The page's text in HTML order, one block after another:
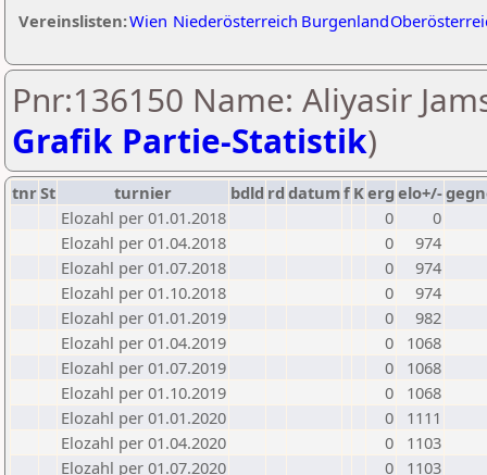
Vereinslisten:Wien Niederösterreich Burgenland
Pnr:136150 Name: Aliyasir
Grafik Partie-Statistik)
tnrSt turnier bdld rd datumf Kerg elo+/-
Elozahl per 01.01.2018
0
0
Elozahl per 01.04.2018
0
974
Elozahl per 01.07.2018
0
974
Elozahl per 01.10.2018
0
974
Elozahl per 01.01.2019
0
982
Elozahl per 01.04.2019
0
1068
Elozahl per 01.07.2019
0
1068
Elozahl per 01.10.2019
0
1068
Elozahl per 01.01.2020
0
1111
Elozahl per 01.04.2020
0
1103
Elozahl per 01.07.2020
0
1103